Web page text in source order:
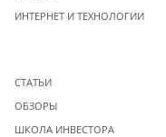
ИНТЕРНЕТ И ТЕХНОЛОГИИ
СТАТЬИ
ОБЗОРЫ
ШКОЛА ИНВЕСТОРА